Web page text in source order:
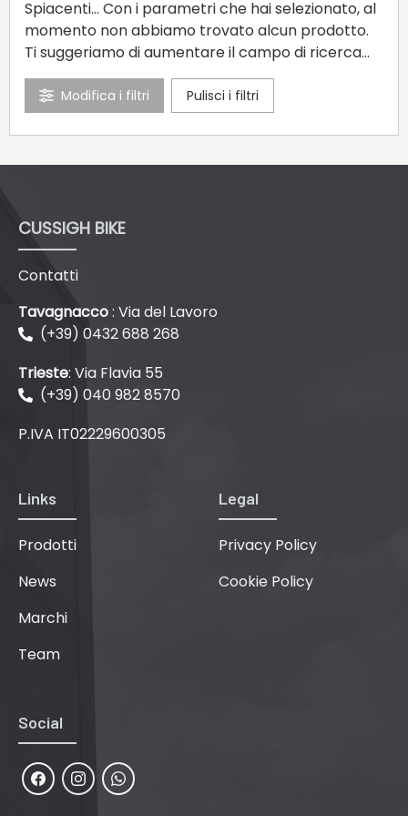
Spiacenti... Con i parametri che hai selezionato, al
momento non abbiamo trovato alcun prodotto.
Ti suggeriamo di aumentare il campo di ricerca...
Modifica i filtri Pulisci i filtri
37 38 39 40 41 42 43 44 45 46
CUSSIGH BIKE
Contatti
Tavagnacco: Via del Lavoro
(+39) 0432 688 268
Trieste: Via Flavia 55
(+39) 040 982 8570
P.IVA IT02229600305
Links
Prodotti
News
Marchi
Team
Legal
Privacy Policy
Cookie Policy
Social